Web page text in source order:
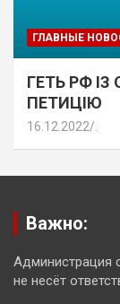
ГЛАВНЫЕ
ГЕТЬ РФ
ПЕТИЦІЮ
16.12.2022
Важно:
Администрация
не несёт